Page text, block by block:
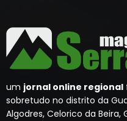
um jornal online regional
sobretudo no distrito da
Algodres, Celorico da